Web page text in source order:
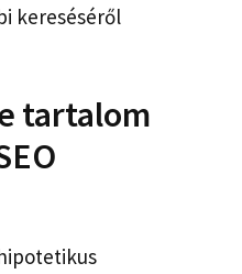
kereséséről
tartalom